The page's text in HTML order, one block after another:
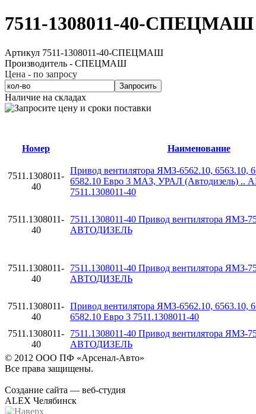
7511-1308011-40-
Артикул 7511-1308011-40-СПЕЦМАШ
Производитель - СПЕЦМАШ
Цена - по запросу
Запросить
Наличие на складах
Номер
Наименование
7511.1308011-
40
Привод вентилятора ЯМЗ-6562.10, 6563.10,
6582.10 Евро 3 МАЗ, УРАЛ (Автодизель) ..
7511.1308011-40
7511.1308011-
40
7511.1308011-40 Привод вентилятора ЯМЗ-
АВТОДИЗЕЛЬ
7511.1308011-
40
7511.1308011-40 Привод вентилятора ЯМЗ-
АВТОДИЗЕЛЬ
7511.1308011-
40
Привод вентилятора ЯМЗ-6562.10, 6563.10,
6582.10 Евро 3 7511.1308011-40
7511.1308011-
40
7511.1308011-40 Привод вентилятора ЯМЗ-
АВТОДИЗЕЛЬ
© 2012 ООО ПФ «Арсенал-Авто»
Все права защищены.
Создание сайта — веб-студия
ALEX Челябинск